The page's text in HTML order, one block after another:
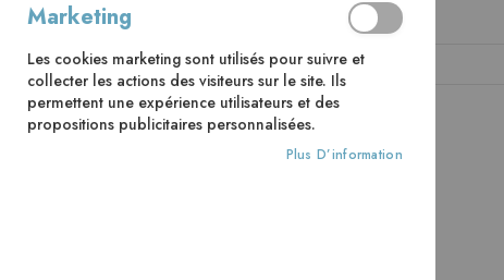
Mot de passe
CONNEXION Mot de passe oublié ?
Marketing
Les cookies marketing sont utilisés pour suivre et
collecter les actions des visiteurs sur le site. Ils
permettent une expérience utilisateurs et des
propositions publicitaires personnalisées.
Plus D’information